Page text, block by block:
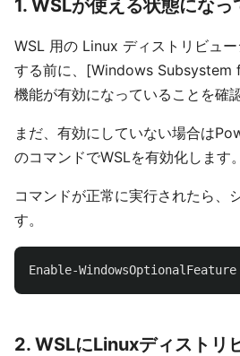
1. WSLが使える状態にな
WSL 用の Linux ディストリビュ
する前に、[Windows Subsystem
機能が有効になっていることを確
まだ、有効にしていない場合は
のコマンドでWSLを有効化します。
コマンドが正常に実行されたら、
す。
Enable-WindowsOptionalFeature
2. WSLにLinuxディストリ